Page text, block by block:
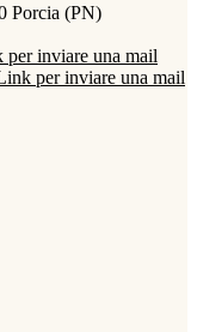
Porcia (PN)
per inviare una mail
per inviare una mail